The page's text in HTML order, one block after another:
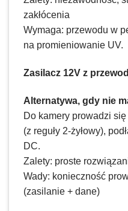
zakłócenia
Wymaga: przewodu w
na promieniowanie UV.
Zasilacz 12V z
Alternatywa, gdy nie
Do kamery prowadzi
(z reguły 2-żyłowy),
DC.
Zalety: proste
Wady: konieczność
(zasilanie + dane)